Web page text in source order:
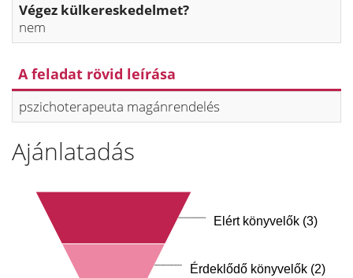
Végez külkereskedelmet?
nem
A feladat rövid leírása
pszichoterapeuta magánrendelés
Ajánlatadás
Elért könyvelők (3)
Érdeklődő könyvelők (2)